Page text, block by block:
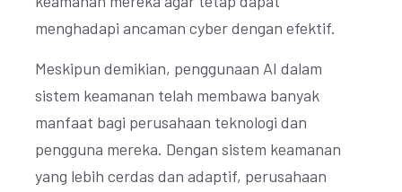
menghadapi ancaman cyber dengan efektif.
Meskipun demikian, penggunaan AI dalam
sistem keamanan telah membawa banyak
manfaat bagi perusahaan teknologi dan
pengguna mereka. Dengan sistem keamanan
yang lebih cerdas dan adaptif, perusahaan